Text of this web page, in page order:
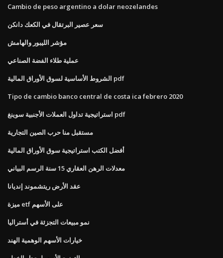
Cambio de peso argentino a dolar neozelandes
سعر عصير البرتقال في الكعك دانكن
مؤشر الليبور والهامش
عملية طلاء الفضة الصناعي
الشروط الأساسية لسوق الأوراق المالية pdf
Tipo de cambio banco central de costa ica febrero 2020
استراتيجية تداول العملات الأجنبية سوينغ pdf
مستقبل منا حرب الصين التجارية
أفضل الكتب استراتيجية سوق الأوراق المالية
معدلات الرهن العقاري 15 سنة الرسم البياني
عقد الأرض ريتشموند إنديانا
ميزة etf على الأسهم
نمو مبيعات التجزئة في أستراليا
خيارات الأسهم الوهمية الهند